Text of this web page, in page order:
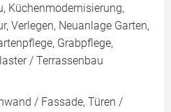
Küchenmodernisierung,
Verlegen, Neuanlage Garten,
Grabpflege,
/ Terrassenbau
/ Fassade, Türen /